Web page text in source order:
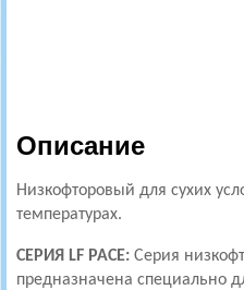
Описание
Низкофторовый для сухих
температурах.
СЕРИЯ LF PACE: Серия
предназначена специально